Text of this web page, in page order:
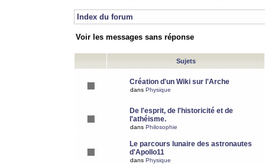
Index du forum
Voir les messages sans réponse
Sujets
Création d'un Wiki sur l'Arche
dans Physique
De l'esprit, de l'historicité et de
l'athéisme.
dans Philosophie
Le parcours lunaire des astronautes
d'Apollo11
dans Physique